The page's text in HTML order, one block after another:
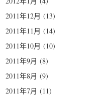
2011年12月 (13)
2011年11月 (14)
2011年10月 (10)
2011年9月 (8)
2011年8月 (9)
2011年7月 (11)